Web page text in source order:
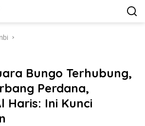
Bungo Terhubung,
Perdana,
Haris: Ini Kunci